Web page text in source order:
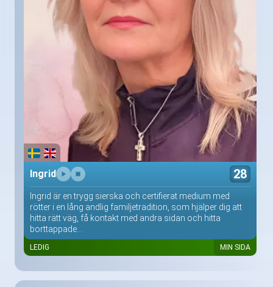
Ingrid 28
Ingrid är en trygg sierska och certifierat medium med
rötter i en lång andlig familjetradition, som hjälper dig att
hitta rätt väg, få kontakt med andra sidan och hitta
borttappade...
LEDIG MIN SIDA